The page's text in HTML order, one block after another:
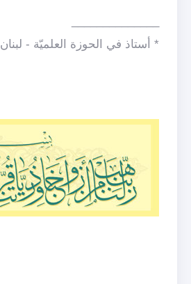
* أستاذ في الحوزة العلميّة - لبنان